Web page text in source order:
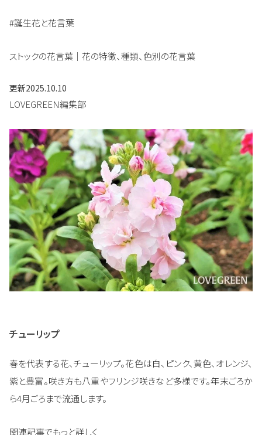
#誕生花と花言葉
ストックの花言葉｜花の特徴、種類、色別の花言葉
更新2025.10.10
LOVEGREEN編集部
チューリップ
春を代表する花、チューリップ。花色は白、ピンク、黄色、オレンジ、
紫と豊富。咲き方も八重やフリンジ咲きなど多様です。年末ごろか
ら4月ごろまで流通します。
関連記事でもっと詳しく